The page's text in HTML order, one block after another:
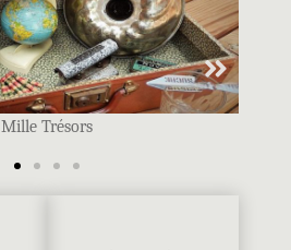
Mille Trésors